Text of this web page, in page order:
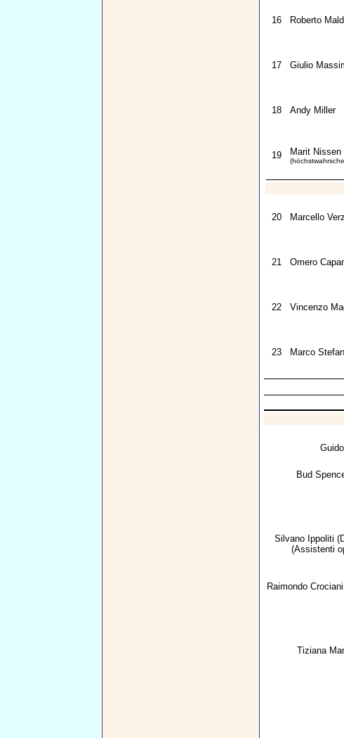
16 Roberto
17 Giulio
18 Andy Miller
19 Marit Nissen
20 Marcello
21 Omero
22 Vincenzo
23 Marco
Bud
Silvano Ippoliti
(Assistenti
Raimondo Crociani
Tiziana